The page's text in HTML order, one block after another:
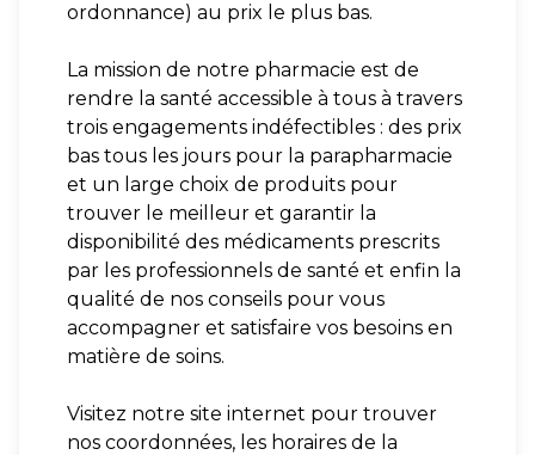
ordonnance) au prix le plus bas.
La mission de notre pharmacie est de
rendre la santé accessible à tous à travers
trois engagements indéfectibles : des prix
bas tous les jours pour la parapharmacie
et un large choix de produits pour
trouver le meilleur et garantir la
disponibilité des médicaments prescrits
par les professionnels de santé et enfin la
qualité de nos conseils pour vous
accompagner et satisfaire vos besoins en
matière de soins.
Visitez notre site internet pour trouver
nos coordonnées, les horaires de la